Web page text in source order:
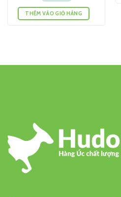
THÊM VÀO GIỎ HÀNG